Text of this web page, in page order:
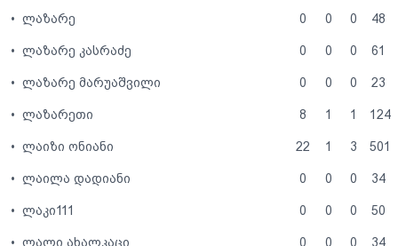
• ლაზარე 0 0 0 48
• ლაზარე კასრაძე 0 0 0 61
• ლაზარე მარუაშვილი 0 0 0 23
• ლაზარეთი 8 1 1 124
• ლაიზი ონიანი 22 1 3 501
• ლაილა დადიანი 0 0 0 34
• ლაკი111 0 0 0 50
• ლალი ახალკაცი 0 0 0 34